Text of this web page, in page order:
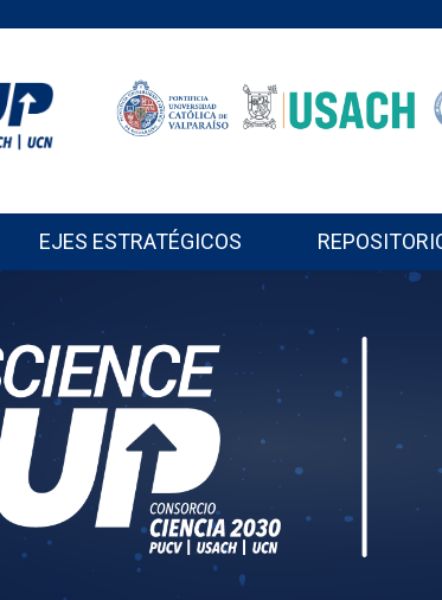
EJES ESTRATÉGICOS